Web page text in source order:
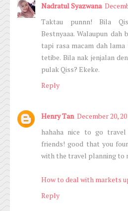
Nadratul Syazwana
Taktau punnn! Bila
Bestnyaaa. Walaupun dah
tapi rasa macam dah
tetibe. Bila nak jenjalan
pulak Qiss? Ekeke.
Reply
Henry Tan December 20,
hahaha nice to go
friends! good that you
with the travel planning to
How to deal with markets
Reply